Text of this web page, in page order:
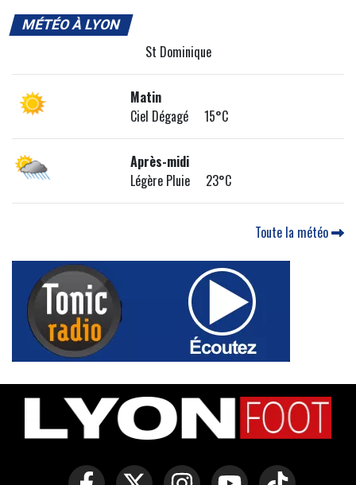
MÉTÉO À LYON
St Dominique
Matin
Ciel Dégagé 15°C
Après-midi
Légère Pluie 23°C
Toute la météo